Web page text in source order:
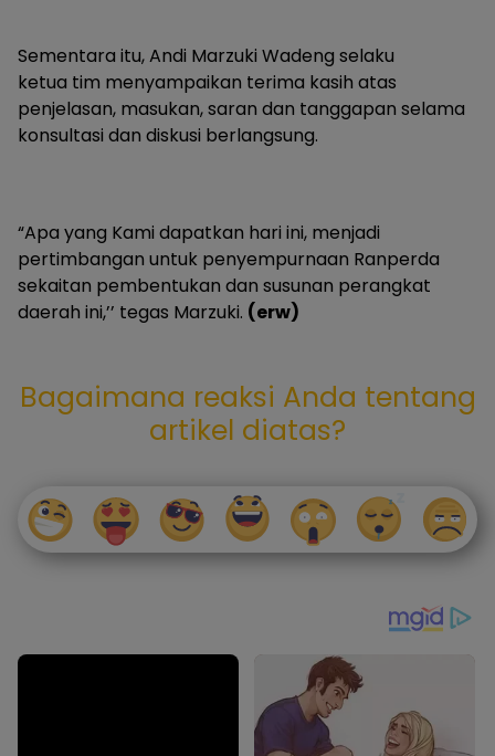
Sementara itu, Andi Marzuki Wadeng selaku
ketua tim menyampaikan terima kasih atas
penjelasan, masukan, saran dan tanggapan selama
konsultasi dan diskusi berlangsung.
“Apa yang Kami dapatkan hari ini, menjadi
pertimbangan untuk penyempurnaan Ranperda
sekaitan pembentukan dan susunan perangkat
daerah ini,’’ tegas Marzuki. (erw)
Bagaimana reaksi Anda tentang
artikel diatas?